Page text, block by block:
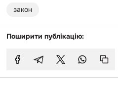
закон
Поширити публікацію: